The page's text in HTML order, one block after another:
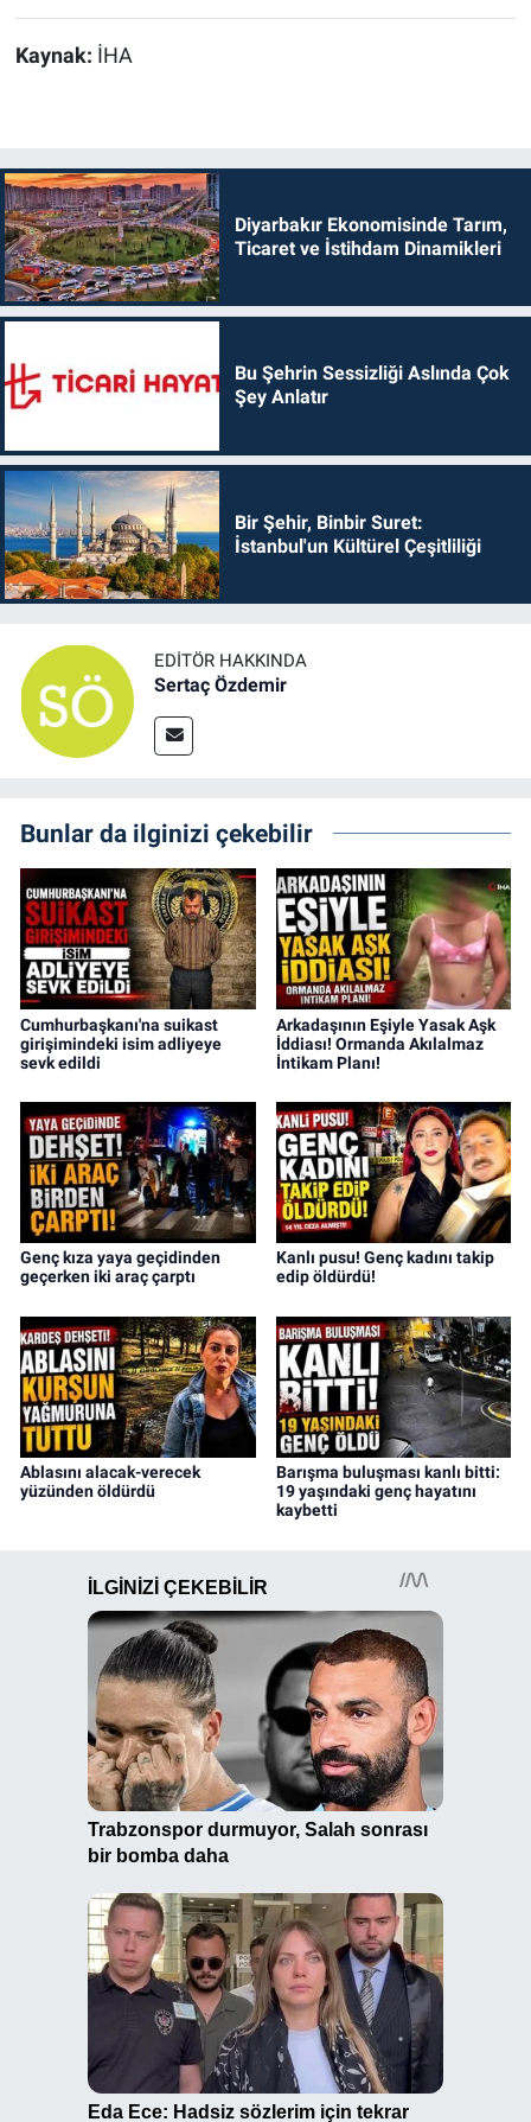
Kaynak: İHA
Diyarbakır Ekonomisinde Tarım,
Ticaret ve İstihdam Dinamikleri
Bu Şehrin Sessizliği Aslında Çok
Şey Anlatır
Bir Şehir, Binbir Suret:
İstanbul'un Kültürel Çeşitliliği
EDITÖR HAKKINDA
Sertaç Özdemir
Bunlar da ilginizi çekebilir
Cumhurbaşkanı'na suikast
girişimindeki isim adliyeye
sevk edildi
Arkadaşının Eşiyle Yasak Aşk
İddiası! Ormanda Akılalmaz
İntikam Planı!
Genç kıza yaya geçidinden
geçerken iki araç çarptı
Kanlı pusu! Genç kadını takip
edip öldürdü!
Ablasını alacak-verecek
yüzünden öldürdü
Barışma buluşması kanlı bitti:
19 yaşındaki genç hayatını
kaybetti